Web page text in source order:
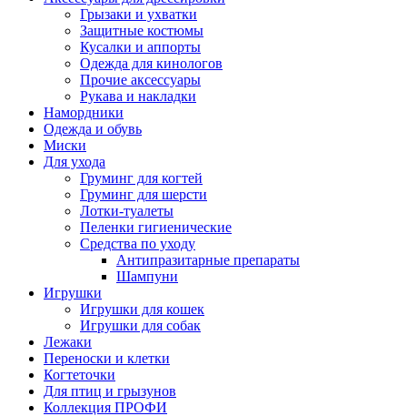
Грызаки и ухватки
Защитные костюмы
Кусалки и аппорты
Одежда для кинологов
Прочие аксессуары
Рукава и накладки
Намордники
Одежда и обувь
Миски
Для ухода
Груминг для когтей
Груминг для шерсти
Лотки-туалеты
Пеленки гигиенические
Средства по уходу
Антипразитарные препараты
Шампуни
Игрушки
Игрушки для кошек
Игрушки для собак
Лежаки
Переноски и клетки
Когтеточки
Для птиц и грызунов
Коллекция ПРОФИ